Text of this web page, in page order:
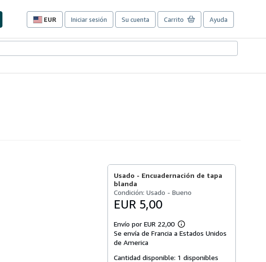
EUR
Preferencias
compra
sitio.
Iniciar sesión Su cuenta Carrito Ayuda
Usado - Encuadernación de tapa
blanda
Condición: Usado - Bueno
EUR 5,00
Envío por EUR 22,00
Más
información
tarifas
Se envía de Francia a Estados Unidos
de America
Cantidad disponible: 1 disponibles